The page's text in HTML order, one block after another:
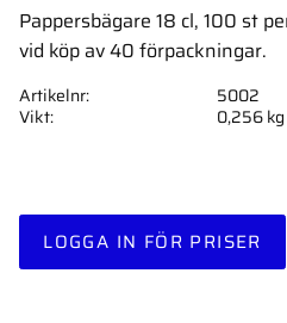
Pappersbägare 18 cl, 100 st
vid köp av 40 förpackningar.
LOGGA IN FÖR PRISER
Artikelnr
5002
Vikt
0,256 kg